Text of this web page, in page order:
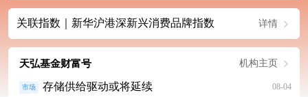
关联指数｜新华沪港深新兴消费品牌指数 详情
天弘基金财富号 机构主页
市场 存储供给驱动或将延续 08-04